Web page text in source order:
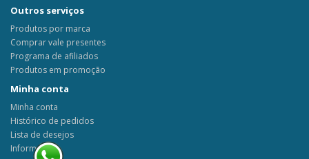
Outros serviços
Produtos por marca
Comprar vale presentes
Programa de afiliados
Produtos em promoção
Minha conta
Minha conta
Histórico de pedidos
Lista de desejos
Informativo